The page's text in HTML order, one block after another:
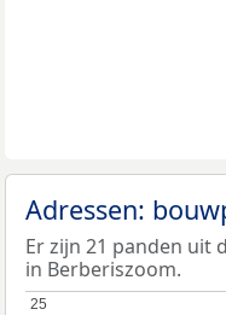
Adressen:
Er zijn 21 panden uit
in Berberiszoom.
25
25